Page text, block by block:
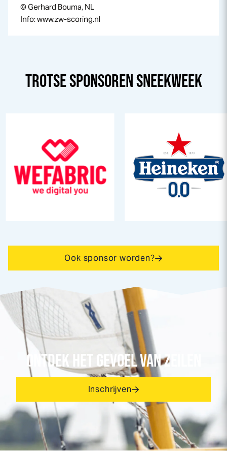
© Gerhard Bouma, NL
Info: www.zw-scoring.nl
TROTSE SPONSORENSNEEKWEEK
Ook sponsor worden?
ONTDEK HET GEVOEL VAN ZEILEN
Inschrijven